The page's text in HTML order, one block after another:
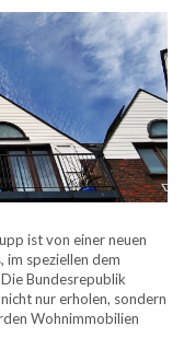
ist von einer neuen
speziellen dem
Bundesrepublik
nur erholen, sondern
Wohnimmobilien